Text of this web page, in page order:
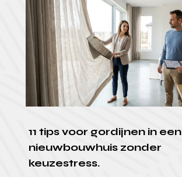
11 tips voor gordijnen in een
nieuwbouwhuis zonder
keuzestress.